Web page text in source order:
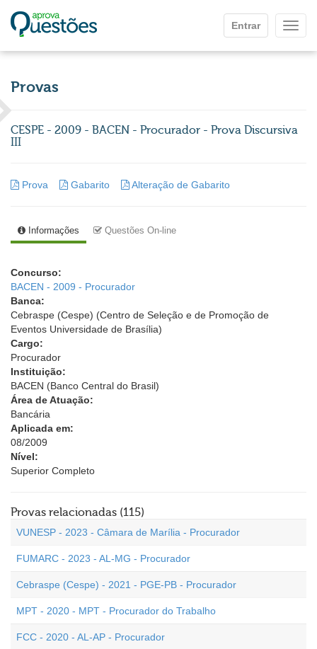
Entrar
Provas
CESPE - 2009 - BACEN - Procurador - Prova Discursiva
III
Prova Gabarito Alteração de Gabarito
Informações Questões On-line
Concurso:
BACEN - 2009 - Procurador
Banca:
Cebraspe (Cespe) (Centro de Seleção e de Promoção de
Eventos Universidade de Brasília)
Cargo:
Procurador
Instituição:
BACEN (Banco Central do Brasil)
Área de Atuação:
Bancária
Aplicada em:
08/2009
Nível:
Superior Completo
Provas relacionadas (115)
VUNESP - 2023 - Câmara de Marília - Procurador
FUMARC - 2023 - AL-MG - Procurador
Cebraspe (Cespe) - 2021 - PGE-PB - Procurador
MPT - 2020 - MPT - Procurador do Trabalho
FCC - 2020 - AL-AP - Procurador